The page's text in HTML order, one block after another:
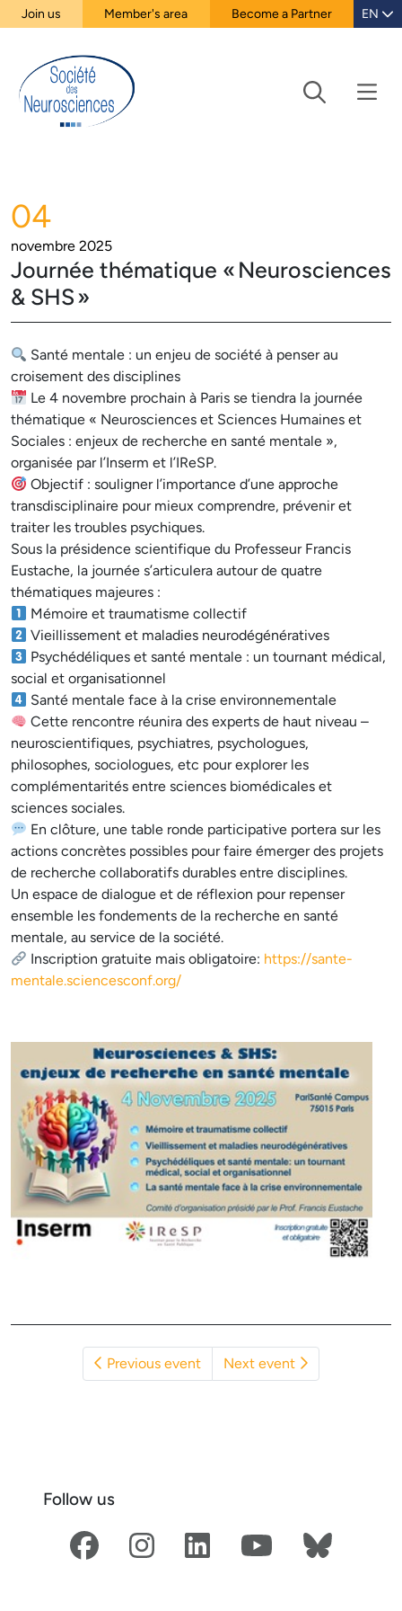
Join us Member's area Become a Partner EN
04
novembre 2025
Journée thématique « Neurosciences
& SHS »
Santé mentale : un enjeu de société à penser au
croisement des disciplines
Le 4 novembre prochain à Paris se tiendra la journée
thématique « Neurosciences et Sciences Humaines et
Sociales : enjeux de recherche en santé mentale »,
organisée par l’Inserm et l’IReSP.
Objectif : souligner l’importance d’une approche
transdisciplinaire pour mieux comprendre, prévenir et
traiter les troubles psychiques.
Sous la présidence scientifique du Professeur Francis
Eustache, la journée s’articulera autour de quatre
thématiques majeures :
Mémoire et traumatisme collectif
Vieillissement et maladies neurodégénératives
Psychédéliques et santé mentale : un tournant médical,
social et organisationnel
Santé mentale face à la crise environnementale
Cette rencontre réunira des experts de haut niveau –
neuroscientifiques, psychiatres, psychologues,
philosophes, sociologues, etc pour explorer les
complémentarités entre sciences biomédicales et
sciences sociales.
En clôture, une table ronde participative portera sur les
actions concrètes possibles pour faire émerger des projets
de recherche collaboratifs durables entre disciplines.
Un espace de dialogue et de réflexion pour repenser
ensemble les fondements de la recherche en santé
mentale, au service de la société.
Inscription gratuite mais obligatoire: https://sante-
mentale.sciencesconf.org/
navigation
Previous event Next event
Follow us